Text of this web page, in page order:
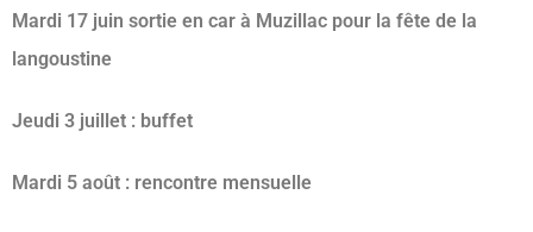
Mardi 17 juin sortie en car à Muzillac pour la fête de la
langoustine
Jeudi 3 juillet : buffet
Mardi 5 août : rencontre mensuelle